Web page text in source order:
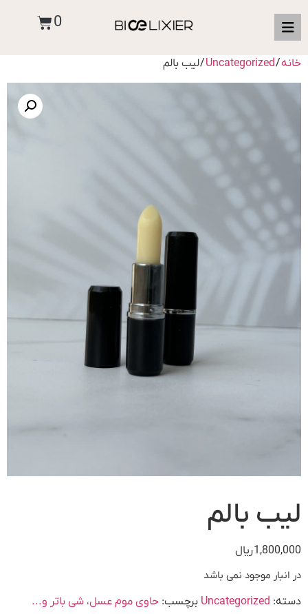
0
خانه/
Uncategorized/ لیب بالم
لیب بالم
1,800,000ریال
در انبار موجود نمی باشد
دسته: Uncategorized برچسب: حاوی موم عسل، شی باتر و...